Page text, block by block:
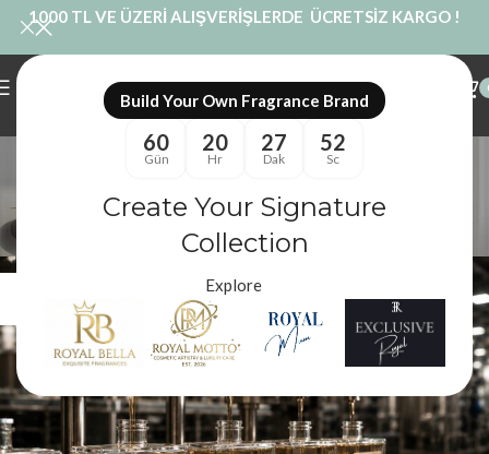
Build Your Own Fragrance Brand
60
Gün
20
Hr
27
Dak
51
Sc
Create Your Signature
Collection
Explore
1000 TL VE ÜZERİ ALIŞVERİŞLERDE ÜCRETSİZ KARGO !
Etiket arşivleri: private
label kozmetik üretimi
Blog/private label kozmetik üretimi